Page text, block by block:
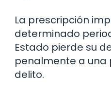
La prescripción
determinado
Estado pierde su
penalmente a una
delito.